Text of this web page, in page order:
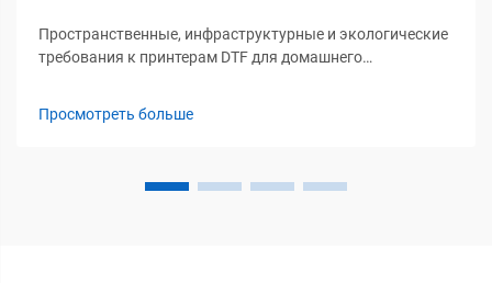
Пространственные, инфраструктурные и экологические
требования к принтерам DTF для домашнего
вентиляция и электробезопасность. Для большинства
Это обеспечивает ...
Просмотреть больше